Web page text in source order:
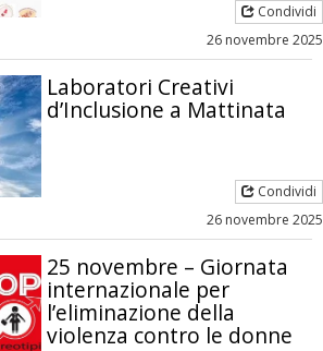
Condividi
26 novembre 2025
Laboratori Creativi
d’Inclusione a Mattinata
Condividi
26 novembre 2025
25 novembre – Giornata
internazionale per
l’eliminazione della
violenza contro le donne